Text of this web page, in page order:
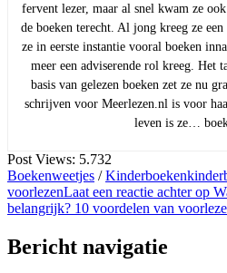
fervent lezer, maar al snel kwam ze
de boeken terecht. Al jong kreeg ze
ze in eerste instantie vooral boeken
meer een adviserende rol kreeg. Het
basis van gelezen boeken zet ze nu
schrijven voor Meerlezen.nl is voor
leven is ze…
Post Views: 5.732
Boekenweetjes /Kinderboeken
voorlezenLaat een reactie achterop
belangrijk? 10 voordelen van
Bericht navigatie